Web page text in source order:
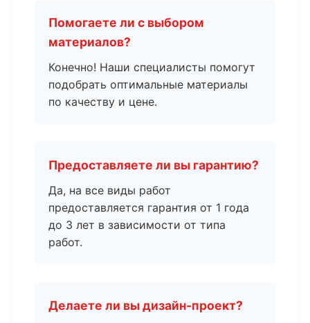
Помогаете ли с выбором
материалов?
Конечно! Наши специалисты помогут
подобрать оптимальные материалы
по качеству и цене.
Предоставляете ли вы гарантию?
Да, на все виды работ
предоставляется гарантия от 1 года
до 3 лет в зависимости от типа
работ.
Делаете ли вы дизайн-проект?